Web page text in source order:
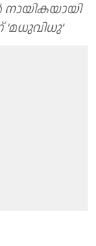
'മധുവിധു'